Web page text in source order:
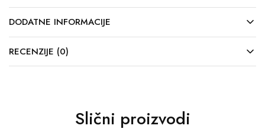
DODATNE INFORMACIJE
RECENZIJE (0)
Slični proizvodi